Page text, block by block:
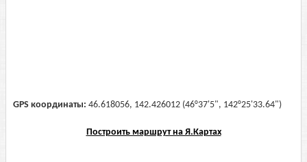
GPS координаты: 46.618056, 142.426012 (46°37'5", 142°25'33.64")
Построить маршрут на Я.Картах